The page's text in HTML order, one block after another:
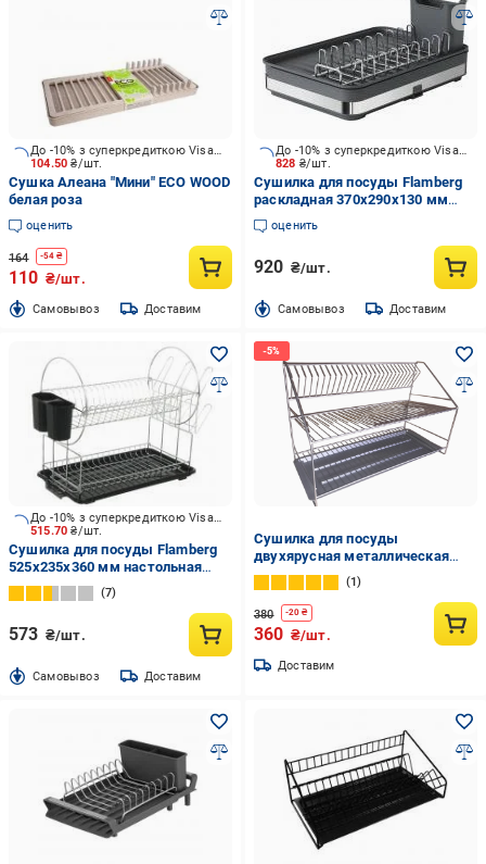
104.50₴/шт.
До -10% з суперкредиткою Visa Вигода
Сушка Алеана "Мини" ECO WOOD
белая роза
оценить
164 -54 ₴
110 ₴/шт.
Cамовывоз Доставим
828 ₴/шт.
До -10% з суперкредиткою Visa Вигода
Сушилка для посуды Flamberg
раскладная 370х290х130 мм
100341-011
оценить
920 ₴/шт.
Cамовывоз Доставим
515.70₴/шт.
До -10% з суперкредиткою Visa Вигода
Сушилка для посуды Flamberg
525x235x360 мм настольная
двухуровневая с поддоном
7
573 ₴/шт.
Cамовывоз Доставим
Сушилка для посуды
двухярусная металлическая
(13828712)
1
380 -20 ₴
360 ₴/шт.
Доставим